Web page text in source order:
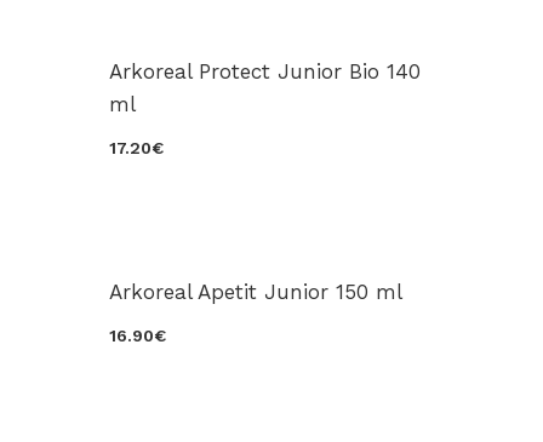
Arkoreal Protect Junior Bio 140
ml
17.20€
Arkoreal Apetit Junior 150 ml
16.90€